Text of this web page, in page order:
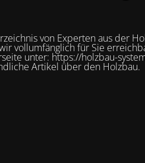
von Experten aus der
vollumfänglich für Sie
unter: https://holzbau-
Artikel über den Holzbau.